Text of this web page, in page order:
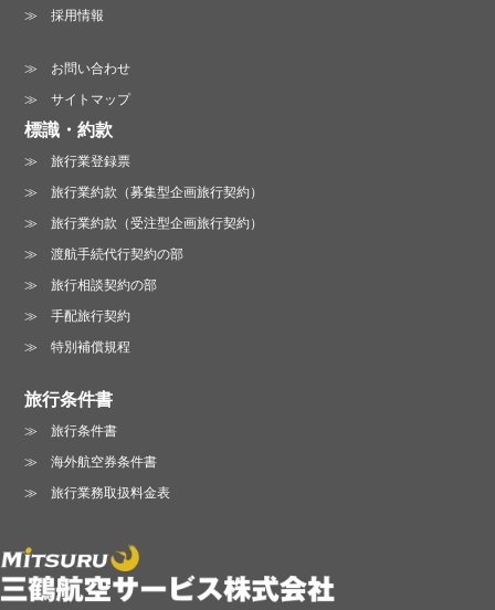
採用情報
お問い合わせ
サイトマップ
標識・約款
旅行業登録票
旅行業約款（募集型企画旅行契約）
旅行業約款（受注型企画旅行契約）
渡航手続代行契約の部
旅行相談契約の部
手配旅行契約
特別補償規程
旅行条件書
旅行条件書
海外航空券条件書
旅行業務取扱料金表